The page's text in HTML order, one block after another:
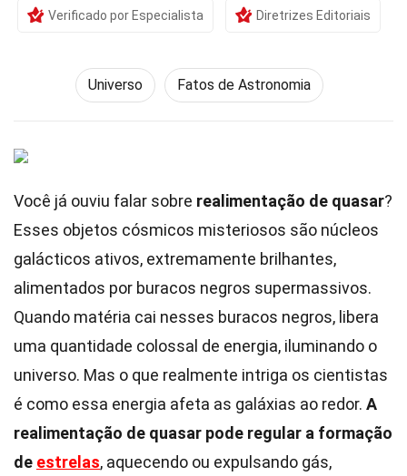
Verificado por Especialista Diretrizes Editoriais
Universo Fatos de Astronomia
Você já ouviu falar sobre realimentação de quasar?
Esses objetos cósmicos misteriosos são núcleos
galácticos ativos, extremamente brilhantes,
alimentados por buracos negros supermassivos.
Quando matéria cai nesses buracos negros, libera
uma quantidade colossal de energia, iluminando o
universo. Mas o que realmente intriga os cientistas
é como essa energia afeta as galáxias ao redor. A
realimentação de quasar pode regular a formação
de estrelas, aquecendo ou expulsando gás,